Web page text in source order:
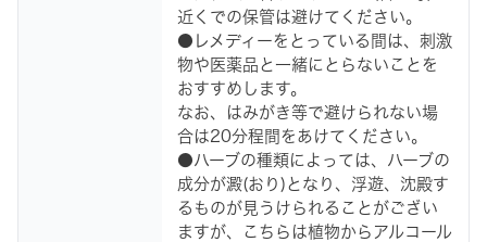
近くでの保管は避けてください。
●レメディーをとっている間は、刺激
物や医薬品と一緒にとらないことを
おすすめします。
なお、はみがき等で避けられない場
合は20分程間をあけてください。
●ハーブの種類によっては、ハーブの
成分が澱(おり)となり、浮遊、沈殿す
るものが見うけられることがござい
ますが、こちらは植物からアルコール